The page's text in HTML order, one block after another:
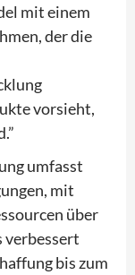
mit einem
der die
vorsieht,
umfasst
mit
über
verbessert
bis zum